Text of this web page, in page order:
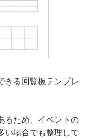
きる回覧板テンプレ
るため、イベントの
い場合でも整理して